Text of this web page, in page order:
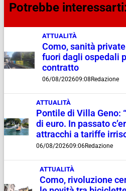
Potrebbe
ATTUALITÀ
Como, sanità
fuori dagli ospedali
contratto
06/08/202609:08 Redazione
ATTUALITÀ
Pontile di Villa Geno:
di euro. In passato
attracchi a tariffe
06/08/202609:06Redazione
ATTUALITÀ
Como, rivoluzione